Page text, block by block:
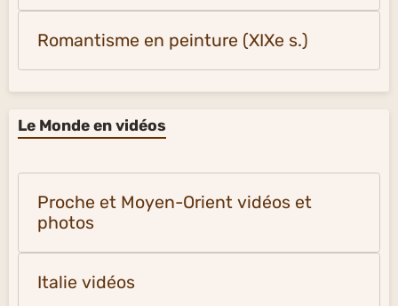
Romantisme en peinture (XIXe s.)
Le Monde en vidéos
Proche et Moyen-Orient vidéos et
photos
Italie vidéos